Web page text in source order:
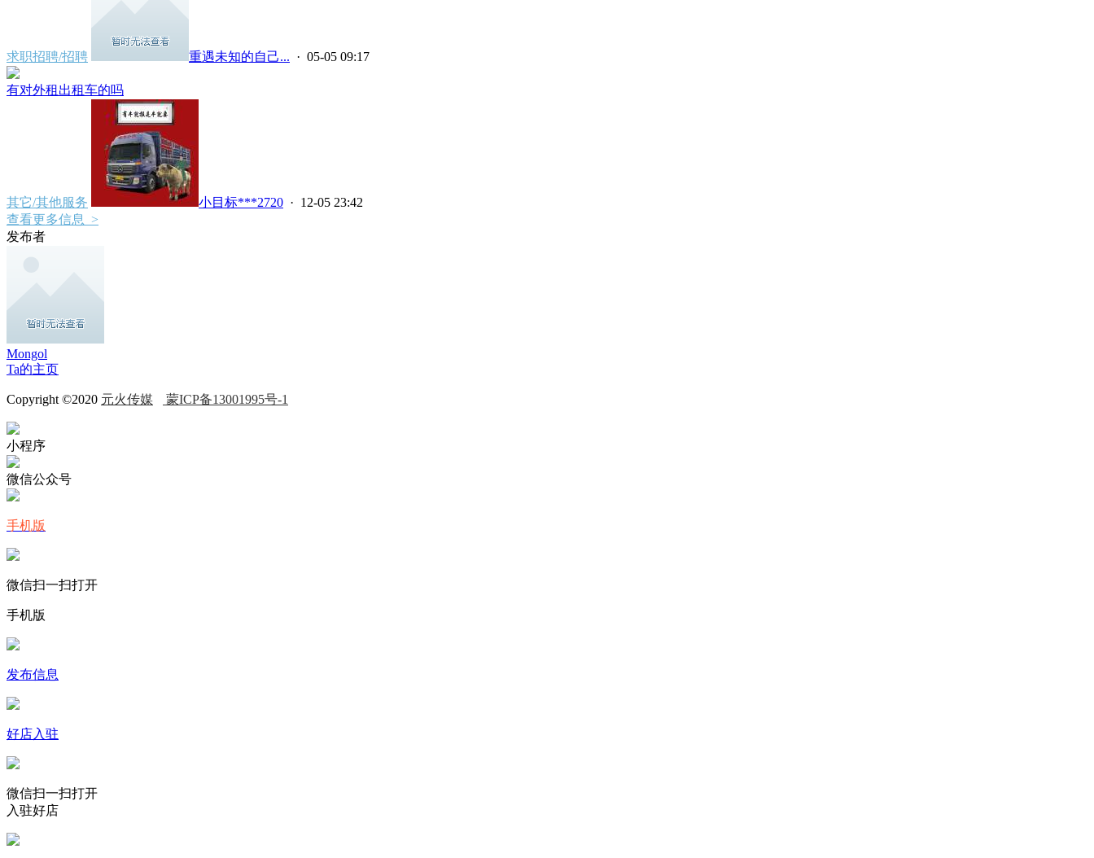
求职招聘/招聘 重遇未知的自己... · 05-05 09:17
有对外租出租车的吗
其它/其他服务 小目标***2720 · 12-05 23:42
查看更多信息 >
发布者
Mongol
Ta的主页
Copyright ©2020 元火传媒 蒙ICP备13001995号-1
小程序
微信公众号
手机版
微信扫一扫打开
手机版
发布信息
好店入驻
微信扫一扫打开
入驻好店